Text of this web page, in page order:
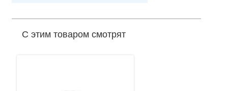
С этим товаром смотрят